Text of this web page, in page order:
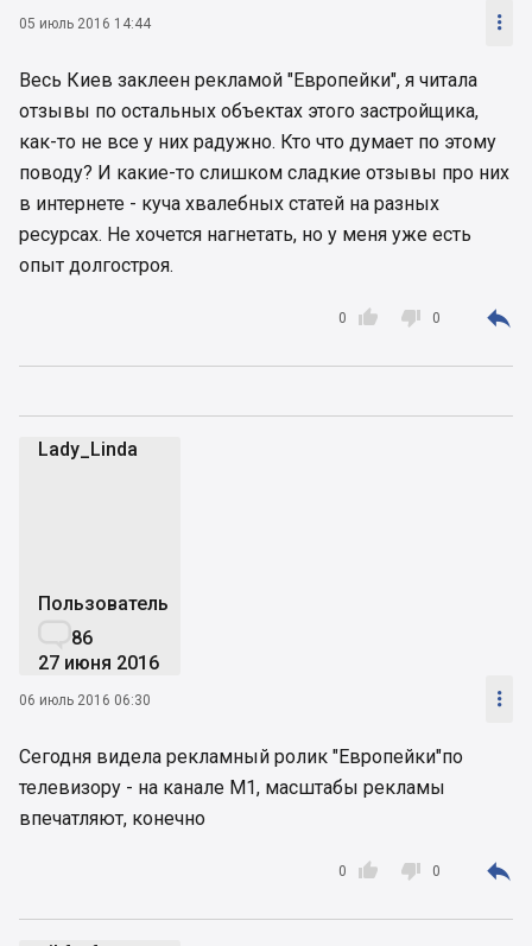
05 июль 2016 14:44 
Весь Киев заклеен рекламой "Европейки", я читала
отзывы по остальных объектах этого застройщика,
как-то не все у них радужно. Кто что думает по этому
поводу? И какие-то слишком сладкие отзывы про них
в интернете - куча хвалебных статей на разных
ресурсах. Не хочется нагнетать, но у меня уже есть
опыт долгостроя.

0  0 
Lady_Linda
Пользователь
86
27 июня 2016
06 июль 2016 06:30 
Сегодня видела рекламный ролик "Европейки"по
телевизору - на канале М1, масштабы рекламы
впечатляют, конечно

0  0 